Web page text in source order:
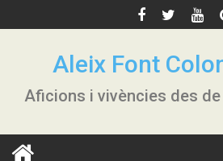
to
Aleix Font
Aficions i vivències des de